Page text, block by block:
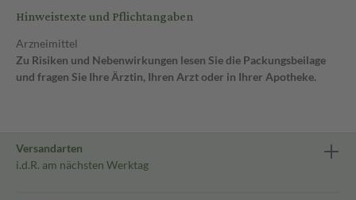
Hinweistexte und Pflichtangaben
Arzneimittel
Zu Risiken und Nebenwirkungen lesen Sie die Packungsbeilage
und fragen Sie Ihre Ärztin, Ihren Arzt oder in Ihrer Apotheke.
Versandarten
i.d.R. am nächsten Werktag